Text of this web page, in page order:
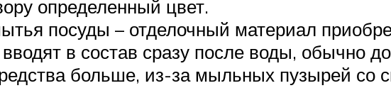
определенный цвет.
посуды – отделочный материал
в состав сразу после воды, обычно
больше, из-за мыльных пузырей со